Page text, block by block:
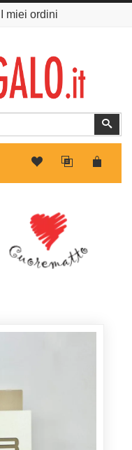
I miei ordini